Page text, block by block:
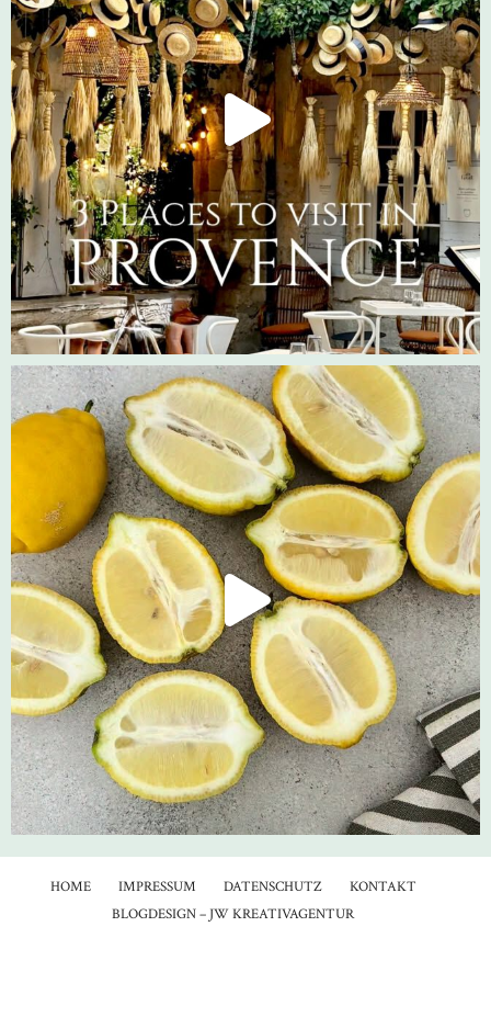
HOME IMPRESSUM DATENSCHUTZ
KONTAKT
BLOGDESIGN – JW KREATIVAGENTUR